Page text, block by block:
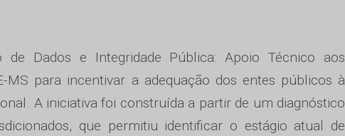
Dados e Integridade Pública: Apoio Técnico aos
MS para incentivar a adequação dos entes públicos à
A iniciativa foi construída a partir de um diagnóstico
que permitiu identificar o estágio atual de